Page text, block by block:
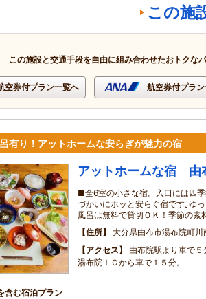
この施
この施設と交通手段を自由に組み合わせたおトクな
空券付プラン一覧へ 航空券付プラ
有り！アットホームな安らぎが魅力の宿
アットホームな宿
■全6室の小さな宿。入口には四
づかいにホッと安らぐ宿です｡ゆ
風呂は無料で貸切ＯＫ！季節の素
住所
大分県由布市湯布院町川
アクセス
由布院駅より車で
湯布院ＩＣから車で１５分。
含む宿泊プラン